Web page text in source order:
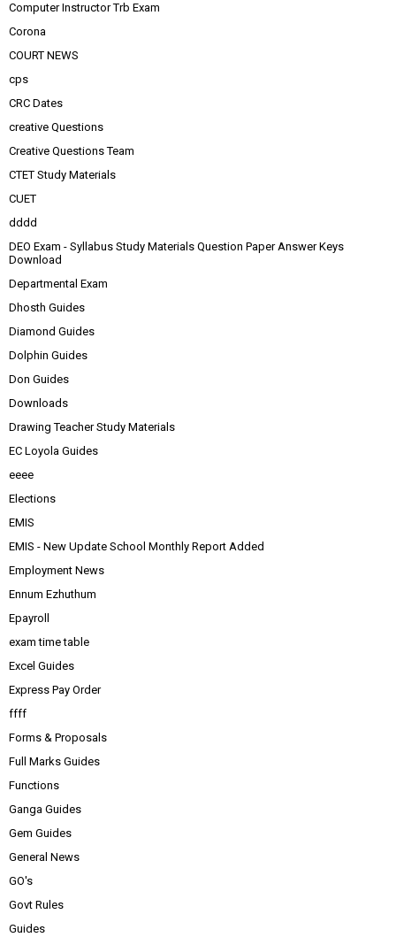
Computer Instructor Trb Exam
Corona
COURT NEWS
cps
CRC Dates
creative Questions
Creative Questions Team
CTET Study Materials
CUET
dddd
DEO Exam - Syllabus Study Materials Question Paper Answer Keys
Download
Departmental Exam
Dhosth Guides
Diamond Guides
Dolphin Guides
Don Guides
Downloads
Drawing Teacher Study Materials
EC Loyola Guides
eeee
Elections
EMIS
EMIS - New Update School Monthly Report Added
Employment News
Ennum Ezhuthum
Epayroll
exam time table
Excel Guides
Express Pay Order
ffff
Forms & Proposals
Full Marks Guides
Functions
Ganga Guides
Gem Guides
General News
GO's
Govt Rules
Guides